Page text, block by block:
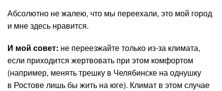
Абсолютно не жалею, что мы переехали, это мой город
и мне здесь нравится.
И мой совет: не переезжайте только из-за климата,
если приходится жертвовать при этом комфортом
(например, менять трешку в Челябинске на однушку
в Ростове лишь бы жить на юге). Климат в этом случае